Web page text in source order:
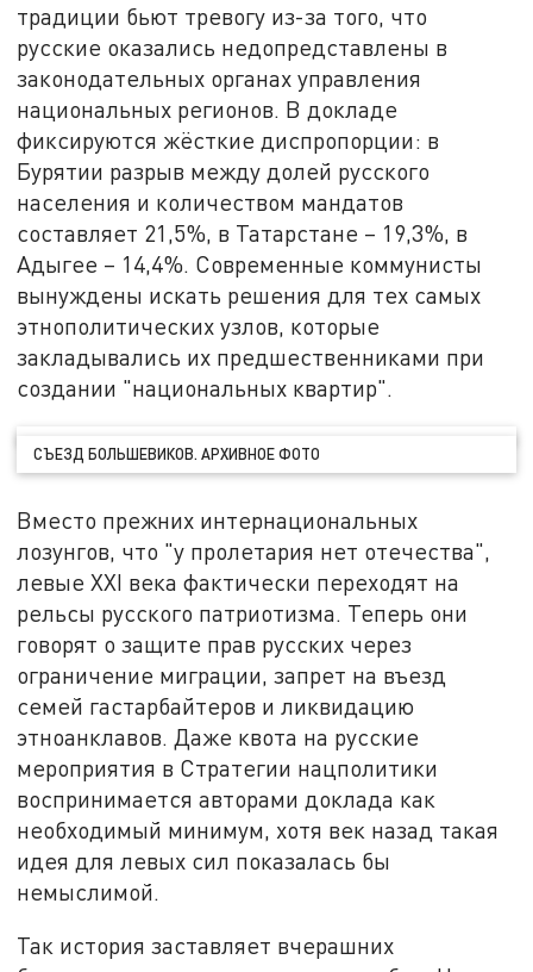
традиции бьют тревогу из-за того, что
русские оказались недопредставлены в
законодательных органах управления
национальных регионов. В докладе
фиксируются жёсткие диспропорции: в
Бурятии разрыв между долей русского
населения и количеством мандатов
составляет 21,5%, в Татарстане – 19,3%, в
Адыгее – 14,4%. Современные коммунисты
вынуждены искать решения для тех самых
этнополитических узлов, которые
закладывались их предшественниками при
создании "национальных квартир".
СЪЕЗД БОЛЬШЕВИКОВ. АРХИВНОЕ ФОТО
Вместо прежних интернациональных
лозунгов, что "у пролетария нет отечества",
левые XXI века фактически переходят на
рельсы русского патриотизма. Теперь они
говорят о защите прав русских через
ограничение миграции, запрет на въезд
семей гастарбайтеров и ликвидацию
этноанклавов. Даже квота на русские
мероприятия в Стратегии нацполитики
воспринимается авторами доклада как
необходимый минимум, хотя век назад такая
идея для левых сил показалась бы
немыслимой.
Так история заставляет вчерашних